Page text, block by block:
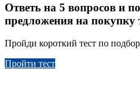
Ответь на 5 вопросов и
предложения на покупку
Пройди короткий тест по
Пройти тест